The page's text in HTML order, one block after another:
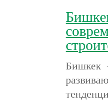
Бишкек